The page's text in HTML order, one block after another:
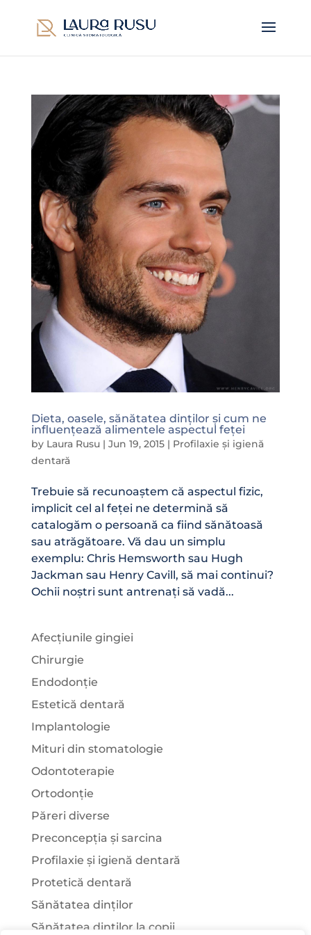
Dieta, oasele, sănătatea dinților și cum ne
influențează alimentele aspectul feței
by Laura Rusu| Jun 19, 2015| Profilaxie și igienă
dentară
Trebuie să recunoaștem că aspectul fizic,
implicit cel al feței ne determină să
catalogăm o persoană ca fiind sănătoasă
sau atrăgătoare. Vă dau un simplu
exemplu: Chris Hemsworth sau Hugh
Jackman sau Henry Cavill, să mai continui?
Ochii noștri sunt antrenați să vadă...
Afecțiunile gingiei
Chirurgie
Endodonție
Estetică dentară
Implantologie
Mituri din stomatologie
Odontoterapie
Ortodonție
Păreri diverse
Preconcepția și sarcina
Profilaxie și igienă dentară
Protetică dentară
Sănătatea dinților
Sănătatea dinților la copii